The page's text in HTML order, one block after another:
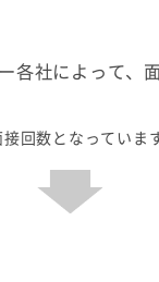
各社によって、
回数となっています